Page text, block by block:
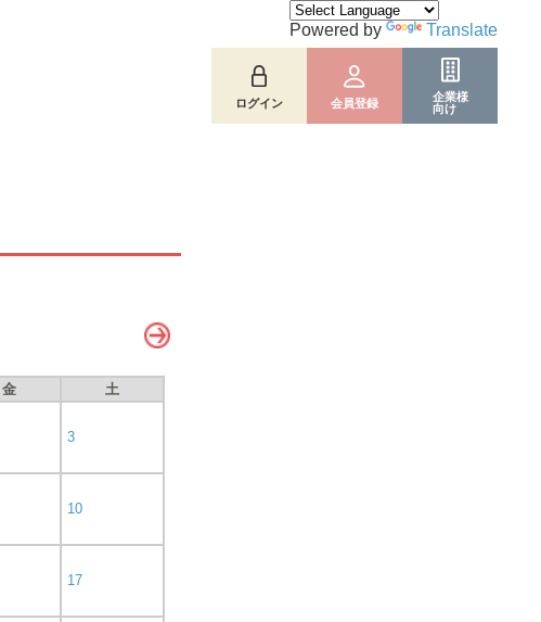
ログイン 会員登録
企業様
向け
Powered by Translate
金 土
3
10
17